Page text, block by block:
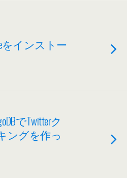
をインストー
でTwitterク
ングを作っ